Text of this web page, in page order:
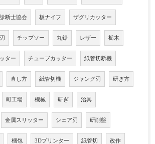
断士協会 板ナイフ ザグリカッター
チップソー 丸鋸 レザー 栃木
ター チューブカッター 紙管切断機
直し方 紙管切機 ジャング刃 研ぎ方
町工場 機械 研ぎ 治具
金属スリッター シェア刃 研削盤
梱包 3Dプリンター 紙管切 改作